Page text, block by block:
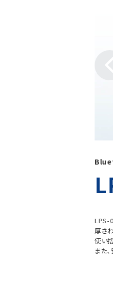
LPS-
厚さ
使い
また